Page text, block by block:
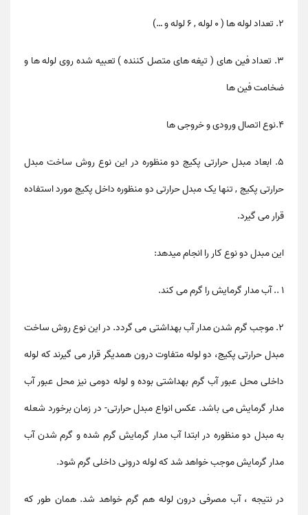
٢. تعداد لوله ها ( 0 لوله , 6 لوله و …)
٣. تعداد فین های ( تیغه های متصل کننده ) تعبیه شده روی لوله ها و
ضخامت فین ها
4.نوع اتصال ورودی و خروجی ها
٥. ابعاد مبدل حرارتی پکیج دو منظوره در این نوع روش ساخت مبدل
حرارتی پکیج , تنها یک مبدل حرارتی دو منظوره داخل پکیج مورد استفاده
قرار می گیرد.
این مبدل دو نوع کار را انجام میدهد:
1 .. آب مدار گرمایش را گرم می کند.
۲. موجب گرم شدن مدار آب بهداشتی می گردد. در این نوع روش ساخت
مبدل حرارتی پکیج، دو لوله متفاوت درون همدیگر قرار می گیرند که لوله
داخلی محل عبور آب گرم بهداشتی بوده و لوله دومی نیز محل عبور آب
مدار گرمایش می باشد. عکس انواع مبدل حرارتی- در زمان برخورد شعله
به مبدل دو منظوره در ابتدا آب مدار گرمایش گرم شده و گرم شدن آب
مدار گرمایش موجب خواهد شد که لوله درونی داخلی گرم شود.
در نتیجه ، آب مصرفی درون لوله هم گرم خواهد شد. همان طور که